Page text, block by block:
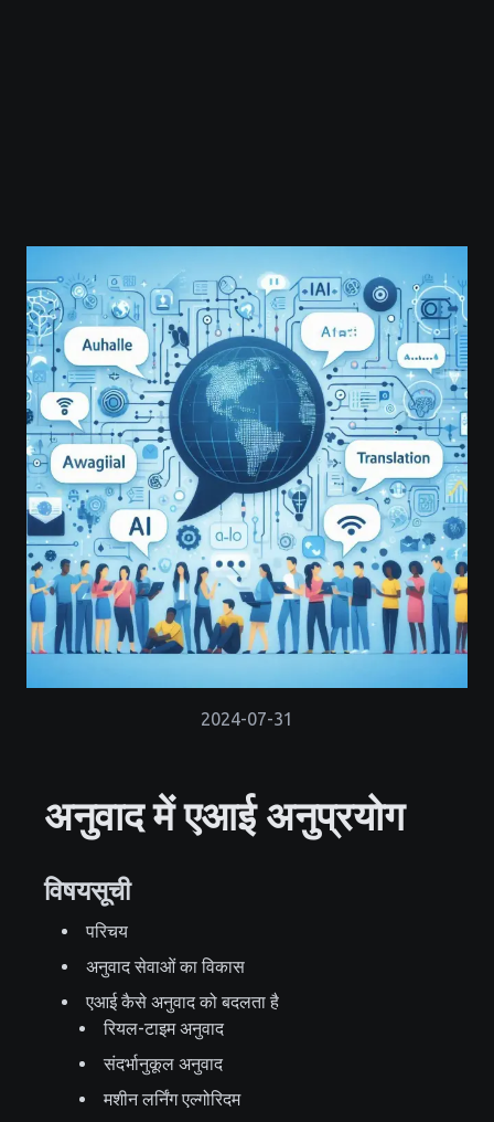
2024-07-31
अनुवाद में एआई अनुप्रयोग
विषयसूची
परिचय
अनुवाद सेवाओं का विकास
एआई कैसे अनुवाद को बदलता है
रियल-टाइम अनुवाद
संदर्भानुकूल अनुवाद
मशीन लर्निंग एल्गोरिदम